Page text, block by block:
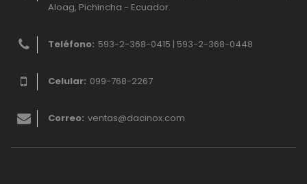
Aloag, Pichincha - Ecuador.
Teléfono: 593-2-368-0415 | 593-2-368-0448
Celular: 099-768-2267
Correo: ventas@dacinox.com